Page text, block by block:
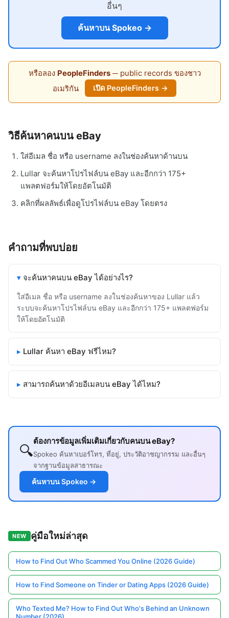
อื่นๆ
ค้นหาบน Spokeo →
หรือลอง PeopleFinders─ public records ของชาว
อเมริกัน
เปิด PeopleFinders →
วิธีค้นหาคนบน eBay
ใส่อีเมล ชื่อ หรือ username ลงในช่องค้นหาด้านบน
Lullar จะค้นหาโปรไฟล์บน eBay และอีกกว่า 175+
แพลตฟอร์มให้โดยอัตโนมัติ
คลิกที่ผลลัพธ์เพื่อดูโปรไฟล์บน eBay โดยตรง
คำถามที่พบบ่อย
จะค้นหาคนบน eBay ได้อย่างไร?
ใส่อีเมล ชื่อ หรือ username ลงในช่องค้นหาของ Lullar แล้ว
ระบบจะค้นหาโปรไฟล์บน eBay และอีกกว่า 175+ แพลตฟอร์ม
ให้โดยอัตโนมัติ
Lullar ค้นหา eBay ฟรีไหม?
สามารถค้นหาด้วยอีเมลบน eBay ได้ไหม?
🔍
ต้องการข้อมูลเพิ่มเติมเกี่ยวกับคนบน eBay?
Spokeo ค้นหาเบอร์โทร, ที่อยู่, ประวัติอาชญากรรม และอื่นๆ
จากฐานข้อมูลสาธารณะ
ค้นหาบน Spokeo →
NEW คู่มือใหม่ล่าสุด
How to Find Out Who Scammed You Online (2026 Guide)
How to Find Someone on Tinder or Dating Apps (2026 Guide)
Who Texted Me? How to Find Out Who's Behind an Unknown